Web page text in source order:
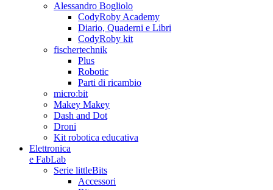
Alessandro Bogliolo
CodyRoby Academy
Diario, Quaderni e Libri
CodyRoby kit
fischertechnik
Plus
Robotic
Parti di ricambio
micro:bit
Makey Makey
Dash and Dot
Droni
Kit robotica educativa
Elettronica
e FabLab
Serie littleBits
Accessori